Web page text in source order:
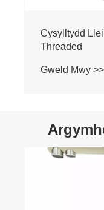
Cysylltydd
Threaded
Gweld Mwy >>